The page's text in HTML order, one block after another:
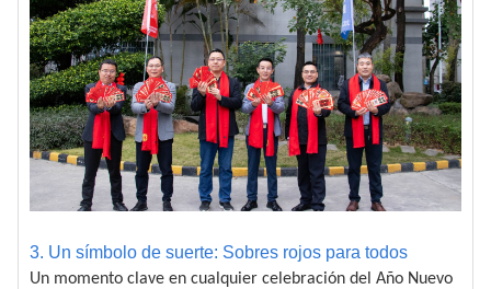
3. Un símbolo de suerte: Sobres rojos para todos
Un momento clave en cualquier celebración del Año Nuevo